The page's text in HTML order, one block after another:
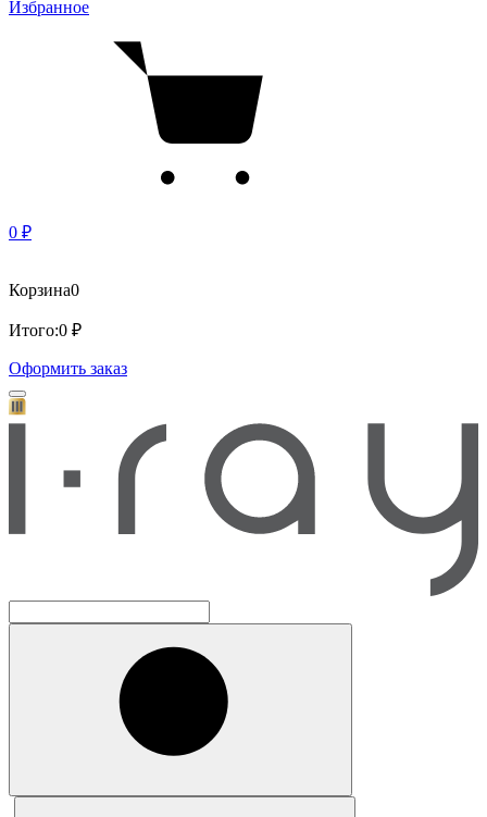
Избранное
0 ₽
Корзина0
Итого:0 ₽
Оформить заказ